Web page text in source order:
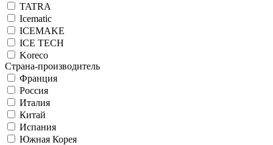
TATRA
Icematic
ICEMAKE
ICE TECH
Koreco
Страна-производитель
Франция
Россия
Италия
Китай
Испания
Южная Корея